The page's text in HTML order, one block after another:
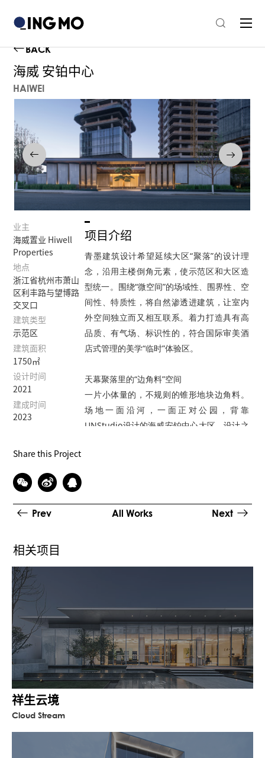
BACK
海威 安铂中心
HAIWEI
项目介绍
青墨建筑设计希望延续大区“聚落”的设计理
念，沿用主楼倒角元素，使示范区和大区造
型统一。围绕“微空间”的场域性、围界性、空
间性、特质性，将自然渗透进建筑，让室内
外空间独立而又相互联系。着力打造具有高
品质、有气场、标识性的，符合国际审美酒
店式管理的美学“临时”体验区。
天幕聚落里的“边角料”空间
一片小体量的，不规则的锥形地块边角料。
场地一面沿河，一面正对公园，背靠
UNStudio设计的海威安铂中心大区，设计之
方案从功能排布入手，糅合城市界面与高层
大区作为首要任务。设计采用三角形扭转与
空间尺度，和星空阵列元素，来塑造美学示
归家超级界面
设计以大尺度的屏风线条切割出的视野广
度，是落客空间最直接的视觉导视。落客门
厅是非常明显的向心系统，从四个方位的视
角观看，中央巨大的古松，其相对较强的空
感。吊顶是由块状的金色格子排列构成，单
个金格子利用穿孔板，设计了不同样式的叶
业主
海威置业 Hiwell
Properties
地点
浙江省杭州市萧山
区利丰路与望博路
交叉口
建筑类型
示范区
建筑面积
1750㎡
设计时间
2021
建成时间
2023
Share this Project
Prev All Works Next
相关项目
祥生云境
Cloud Stream